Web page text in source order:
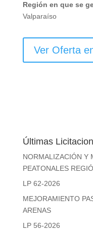
Región en que se
Valparaíso
Ver Oferta
Últimas
NORMALIZACIÓN Y
PEATONALES
LP 62-2026
MEJORAMIENTO
ARENAS
LP 56-2026